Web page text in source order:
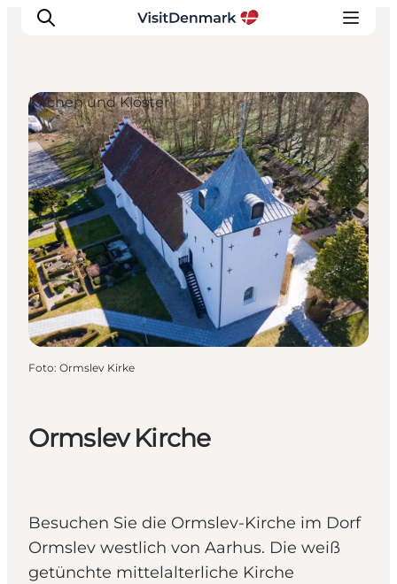
Inspiration
Regionen
Erlebnisse
Unterkünfte
Reiseplanung
Ormslev Kirche
Besuchen Sie die Ormslev-Kirche im Dorf
Ormslev westlich von Aarhus. Die weiß
getünchte mittelalterliche Kirche
Kirchen und Klöster
Foto: Ormslev Kirke